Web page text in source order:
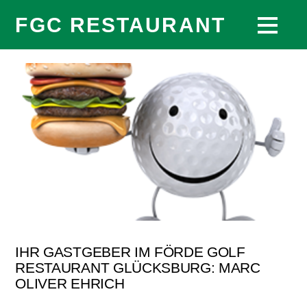
FGC RESTAURANT
IHR GASTGEBER IM FÖRDE GOLF
RESTAURANT GLÜCKSBURG: MARC
OLIVER EHRICH